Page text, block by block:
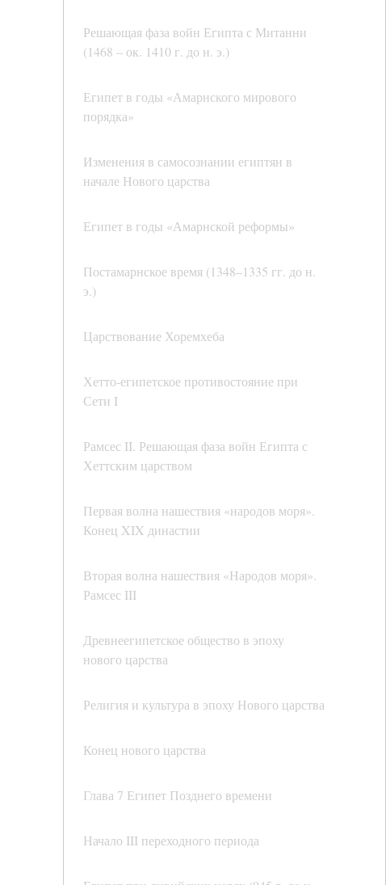
Решающая фаза войн Египта с Митанни
(1468 – ок. 1410 г. до н. э.)
Египет в годы «Амарнского мирового
порядка»
Изменения в самосознании египтян в
начале Нового царства
Египет в годы «Амарнской реформы»
Постамарнское время (1348–1335 гг. до н.
э.)
Царствование Хоремхеба
Хетто-египетское противостояние при
Сети I
Рамсес II. Решающая фаза войн Египта с
Хеттским царством
Первая волна нашествия «народов моря».
Конец XIX династии
Вторая волна нашествия «Народов моря».
Рамсес III
Древнеегипетское общество в эпоху
нового царства
Религия и культура в эпоху Нового царства
Конец нового царства
Глава 7 Египет Позднего времени
Начало III переходного периода